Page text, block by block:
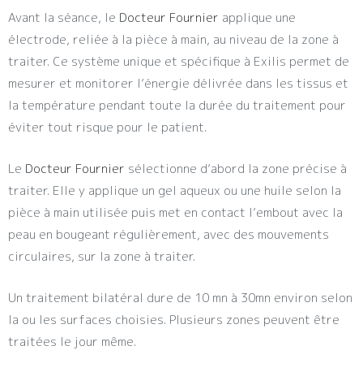
Avant la séance, le Docteur Fournier applique une
électrode, reliée à la pièce à main, au niveau de la zone à
traiter. Ce système unique et spécifique à Exilis permet de
mesurer et monitorer l’énergie délivrée dans les tissus et
la température pendant toute la durée du traitement pour
éviter tout risque pour le patient.
Le Docteur Fournier sélectionne d’abord la zone précise à
traiter. Elle y applique un gel aqueux ou une huile selon la
pièce à main utilisée puis met en contact l’embout avec la
peau en bougeant régulièrement, avec des mouvements
circulaires, sur la zone à traiter.
Un traitement bilatéral dure de 10 mn à 30mn environ selon
la ou les surfaces choisies. Plusieurs zones peuvent être
traitées le jour même.